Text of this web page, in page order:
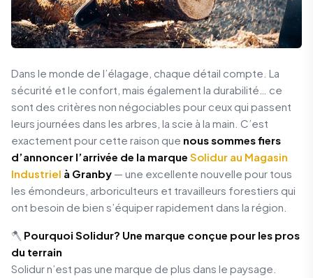
Dans le monde de l’élagage, chaque détail compte. La
sécurité et le confort, mais également la durabilité… ce
sont des critères non négociables pour ceux qui passent
leurs journées dans les arbres, la scie à la main. C’est
exactement pour cette raison que nous sommes fiers
d’annoncer l’arrivée de la marque Solidur au Magasin
Industriel à Granby — une excellente nouvelle pour tous
les émondeurs, arboriculteurs et travailleurs forestiers qui
ont besoin de bien s’équiper rapidement dans la région.
🪓 Pourquoi Solidur? Une marque conçue pour les pros
du terrain
Solidur n’est pas une marque de plus dans le paysage.